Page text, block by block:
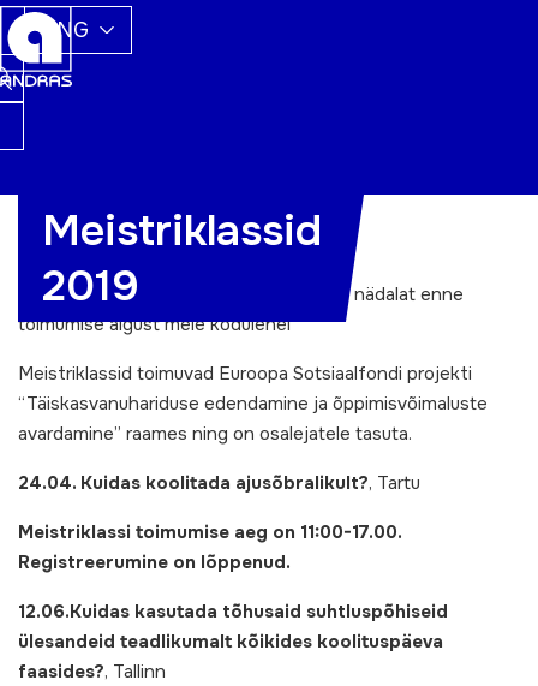
ENG
Meistriklassid
2019
Meistriklasside kalender 2019
Meistriklassidesse registreeruda saab 3 nädalat enne
toimumise algust meie kodulehel
Meistriklassid toimuvad Euroopa Sotsiaalfondi projekti
“Täiskasvanuhariduse edendamine ja õppimisvõimaluste
avardamine” raames ning on osalejatele tasuta.
24.04. Kuidas koolitada ajusõbralikult?, Tartu
Meistriklassi toimumise aeg on 11:00-17.00.
Registreerumine on lõppenud.
12.06.Kuidas kasutada tõhusaid suhtluspõhiseid
ülesandeid teadlikumalt kõikides koolituspäeva
faasides?, Tallinn